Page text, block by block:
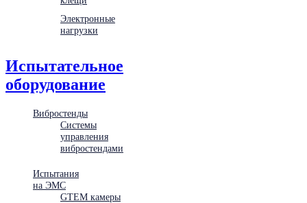
Электронные
нагрузки
Испытательное
оборудование
Вибростенды
Системы
управления
вибростендами
Испытания
на ЭМС
GTEM камеры